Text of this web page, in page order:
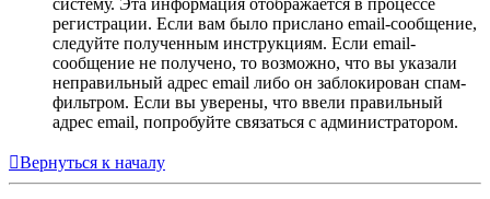
систему. Эта информация отображается в процессе
регистрации. Если вам было прислано email-сообщение,
следуйте полученным инструкциям. Если email-
сообщение не получено, то возможно, что вы указали
неправильный адрес email либо он заблокирован спам-
фильтром. Если вы уверены, что ввели правильный
адрес email, попробуйте связаться с администратором.
Вернуться к началу